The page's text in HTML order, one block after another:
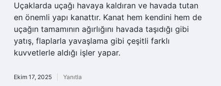
Uçaklarda uçağı havaya kaldıran ve havada tutan
en önemli yapı kanattır. Kanat hem kendini hem de
uçağın tamamının ağırlığını havada taşıdığı gibi
yatış, flaplarla yavaşlama gibi çeşitli farklı
kuvvetlerle aldığı işler yapar.
Ekim 17, 2025 Yanıtla